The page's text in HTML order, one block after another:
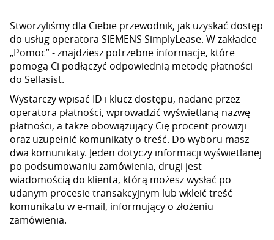
Stworzyliśmy dla Ciebie przewodnik, jak uzyskać dostęp
do usług operatora SIEMENS SimplyLease. W zakładce
„Pomoc” - znajdziesz potrzebne informacje, które
pomogą Ci podłączyć odpowiednią metodę płatności
do Sellasist.
Wystarczy wpisać ID i klucz dostępu, nadane przez
operatora płatności, wprowadzić wyświetlaną nazwę
płatności, a także obowiązujący Cię procent prowizji
oraz uzupełnić komunikaty o treść. Do wyboru masz
dwa komunikaty. Jeden dotyczy informacji wyświetlanej
po podsumowaniu zamówienia, drugi jest
wiadomością do klienta, którą możesz wysłać po
udanym procesie transakcyjnym lub wkleić treść
komunikatu w e-mail, informujący o złożeniu
zamówienia.